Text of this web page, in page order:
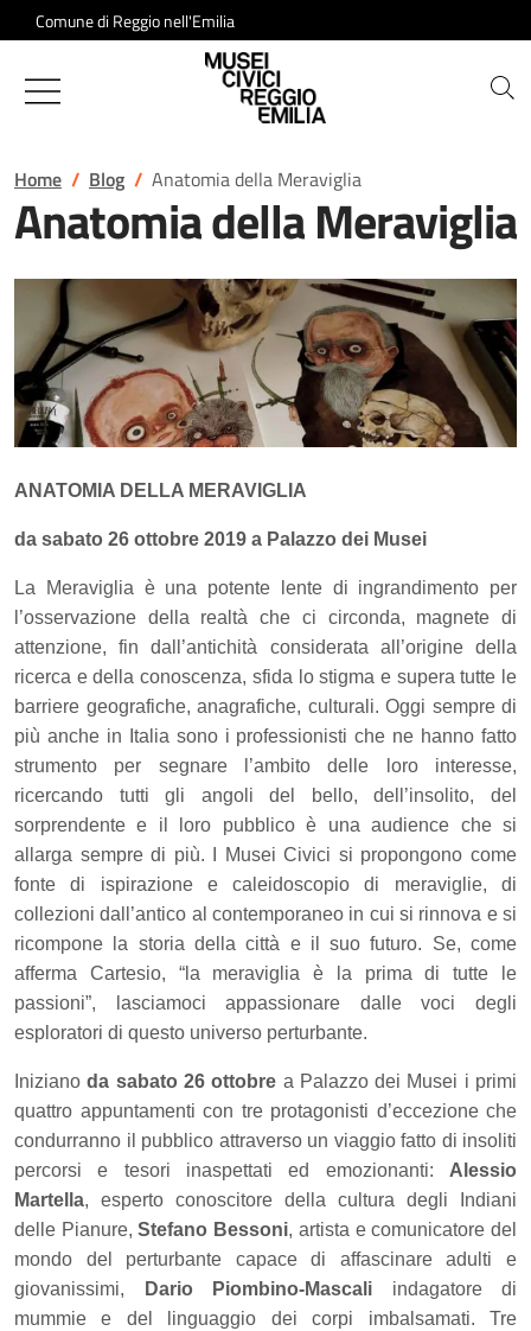
Salta al contenuto
Comune di Reggio nell'Emilia
Musei Civici di Reggio Emilia
Home Blog Anatomia della Meraviglia
Anatomia della Meraviglia
ANATOMIA DELLA MERAVIGLIA
da sabato 26 ottobre 2019 a Palazzo dei Musei
La Meraviglia è una potente lente di ingrandimento per
l’osservazione della realtà che ci circonda, magnete di
attenzione, fin dall’antichità considerata all’origine della
ricerca e della conoscenza, sfida lo stigma e supera tutte le
barriere geografiche, anagrafiche, culturali. Oggi sempre di
più anche in Italia sono i professionisti che ne hanno fatto
strumento per segnare l’ambito delle loro interesse,
ricercando tutti gli angoli del bello, dell’insolito, del
sorprendente e il loro pubblico è una audience che si
allarga sempre di più. I Musei Civici si propongono come
fonte di ispirazione e caleidoscopio di meraviglie, di
collezioni dall’antico al contemporaneo in cui si rinnova e si
ricompone la storia della città e il suo futuro. Se, come
afferma Cartesio, “la meraviglia è la prima di tutte le
passioni”, lasciamoci appassionare dalle voci degli
esploratori di questo universo perturbante.
Inizianoda sabato 26 ottobre a Palazzo dei Musei i primi
quattro appuntamenti con tre protagonisti d’eccezione che
condurranno il pubblico attraverso un viaggio fatto di insoliti
percorsi e tesori inaspettati ed emozionanti: Alessio
Martella, esperto conoscitore della cultura degli Indiani
delle Pianure,Stefano Bessoni, artista e comunicatore del
mondo del perturbante capace di affascinare adulti e
giovanissimi,
Dario Piombino-Mascali indagatore di
mummie e del linguaggio dei corpi imbalsamati. Tre